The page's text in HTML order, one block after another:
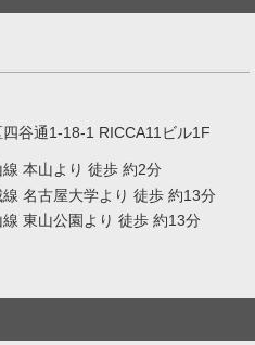
谷通1-18-1 RICCA11ビル1F
本山より 徒歩 約2分
名古屋大学より 徒歩 約13分
東山公園より 徒歩 約13分